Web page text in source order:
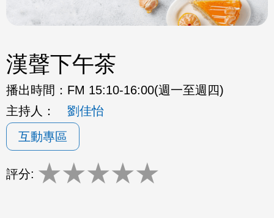
漢聲下午茶
播出時間： FM 15:10-16:00(週一至週四)
主持人：
劉佳怡
互動專區
評分: ★★★★★